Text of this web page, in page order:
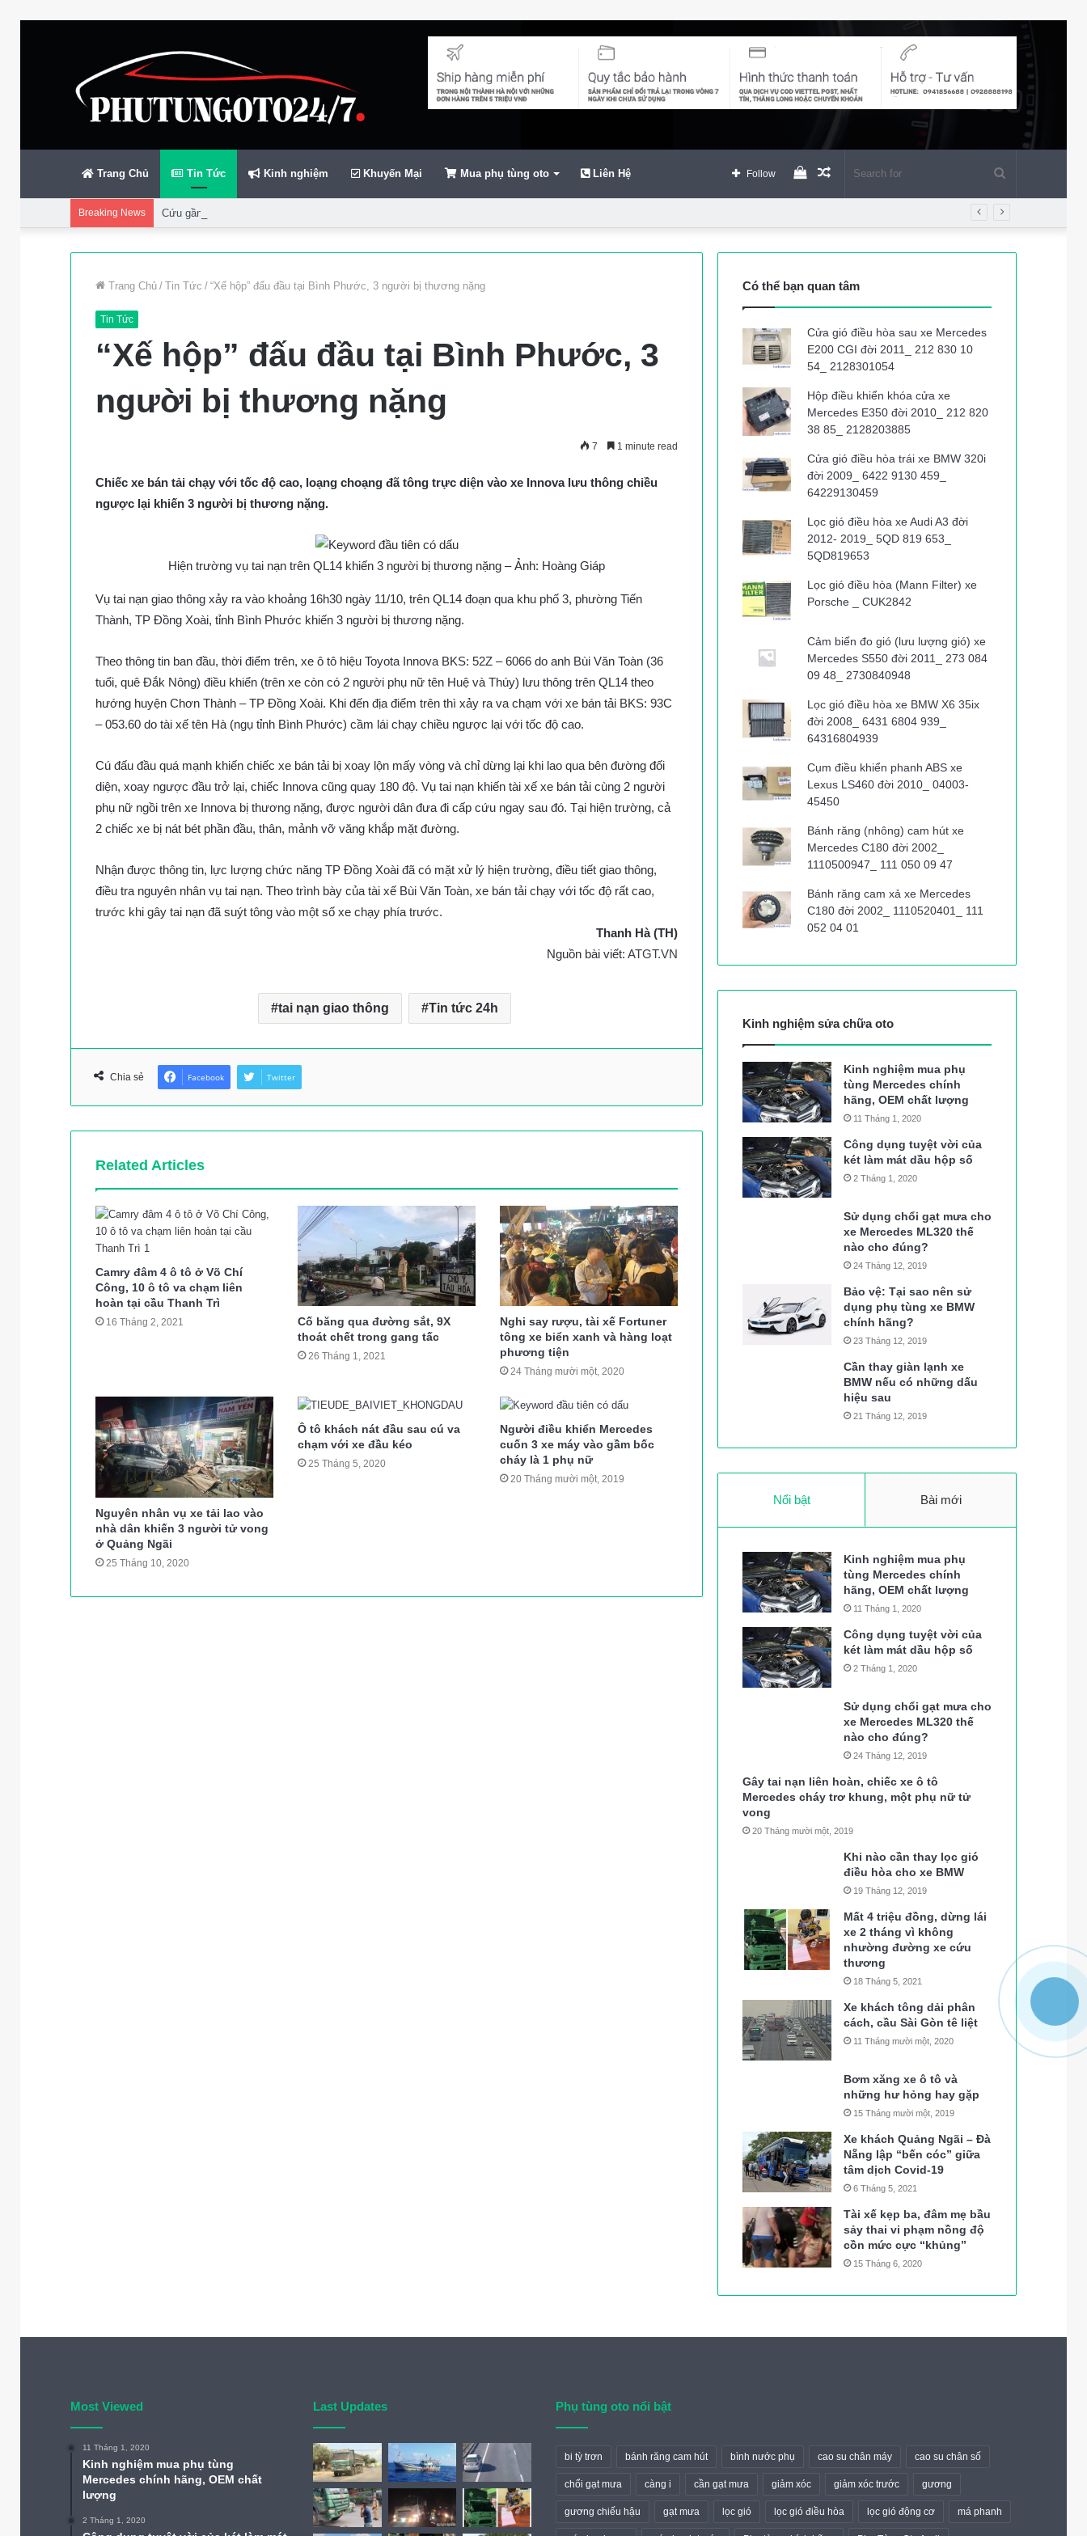
Trang Chủ Tin Tức Kinh nghiệm Khuyến Mại Mua phụ tùng oto Liên Hệ Random
View
Follow
Breaking News Cứu gần 200 thuyền viên gặp sự cố trên biển
Trang Chủ / Tin Tức / “Xế hộp” đấu đầu tại Bình Phước, 3 người bị thương nặng
Tin Tức
“Xế hộp” đấu đầu tại Bình Phước, 3
người bị thương nặng
7 1 minute read
Chiếc xe bán tải chạy với tốc độ cao, loạng choạng đã tông trực diện vào xe Innova lưu thông chiều
ngược lại khiến 3 người bị thương nặng.
Hiện trường vụ tai nạn trên QL14 khiến 3 người bị thương nặng – Ảnh: Hoàng Giáp
Vụ tai nạn giao thông xảy ra vào khoảng 16h30 ngày 11/10, trên QL14 đoạn qua khu phố 3, phường Tiến
Thành, TP Đồng Xoài, tỉnh Bình Phước khiến 3 người bị thương nặng.
Theo thông tin ban đầu, thời điểm trên, xe ô tô hiệu Toyota Innova BKS: 52Z – 6066 do anh Bùi Văn Toàn (36
tuổi, quê Đắk Nông) điều khiển (trên xe còn có 2 người phụ nữ tên Huệ và Thúy) lưu thông trên QL14 theo
hướng huyện Chơn Thành – TP Đồng Xoài. Khi đến địa điểm trên thì xảy ra va chạm với xe bán tải BKS: 93C
– 053.60 do tài xế tên Hà (ngụ tỉnh Bình Phước) cầm lái chạy chiều ngược lại với tốc độ cao.
Cú đấu đầu quá mạnh khiến chiếc xe bán tải bị xoay lộn mấy vòng và chỉ dừng lại khi lao qua bên đường đối
diện, xoay ngược đầu trở lại, chiếc Innova cũng quay 180 độ. Vụ tai nạn khiến tài xế xe bán tải cùng 2 người
phụ nữ ngồi trên xe Innova bị thương nặng, được người dân đưa đi cấp cứu ngay sau đó. Tại hiện trường, cả
2 chiếc xe bị nát bét phần đầu, thân, mảnh vỡ văng khắp mặt đường.
Nhận được thông tin, lực lượng chức năng TP Đồng Xoài đã có mặt xử lý hiện trường, điều tiết giao thông,
điều tra nguyên nhân vụ tai nạn. Theo trình bày của tài xế Bùi Văn Toàn, xe bán tải chạy với tốc độ rất cao,
trước khi gây tai nạn đã suýt tông vào một số xe chạy phía trước.
Thanh Hà (TH)
Nguồn bài viết: ATGT.VN
tai nạn giao thông Tin tức 24h
Chia sẻ Facebook Twitter
Related Articles
Camry đâm 4 ô tô ở Võ Chí
Công, 10 ô tô va chạm liên
hoàn tại cầu Thanh Trì
16 Tháng 2, 2021
Cố băng qua đường sắt, 9X
thoát chết trong gang tấc
26 Tháng 1, 2021
Nghi say rượu, tài xế Fortuner
tông xe biển xanh và hàng loạt
phương tiện
24 Tháng mười một, 2020
Nguyên nhân vụ xe tải lao vào
nhà dân khiến 3 người tử vong
ở Quảng Ngãi
25 Tháng 10, 2020
Ô tô khách nát đầu sau cú va
chạm với xe đầu kéo
25 Tháng 5, 2020
Người điều khiển Mercedes
cuốn 3 xe máy vào gầm bốc
cháy là 1 phụ nữ
20 Tháng mười một, 2019
Có thể bạn quan tâm
Cửa gió điều hòa sau xe Mercedes
E200 CGI đời 2011_ 212 830 10
54_ 2128301054
Hộp điều khiển khóa cửa xe
Mercedes E350 đời 2010_ 212 820
38 85_ 2128203885
Cửa gió điều hòa trái xe BMW 320i
đời 2009_ 6422 9130 459_
64229130459
Lọc gió điều hòa xe Audi A3 đời
2012- 2019_ 5QD 819 653_
5QD819653
Lọc gió điều hòa (Mann Filter) xe
Porsche _ CUK2842
Cảm biến đo gió (lưu lượng gió) xe
Mercedes S550 đời 2011_ 273 084
09 48_ 2730840948
Lọc gió điều hòa xe BMW X6 35ix
đời 2008_ 6431 6804 939_
64316804939
Cụm điều khiển phanh ABS xe
Lexus LS460 đời 2010_ 04003-
45450
Bánh răng (nhông) cam hút xe
Mercedes C180 đời 2002_
1110500947_ 111 050 09 47
Bánh răng cam xả xe Mercedes
C180 đời 2002_ 1110520401_ 111
052 04 01
Kinh nghiệm sửa chữa oto
Kinh nghiệm mua phụ
tùng Mercedes chính
hãng, OEM chất lượng
11 Tháng 1, 2020
Công dụng tuyệt vời của
két làm mát dầu hộp số
2 Tháng 1, 2020
Sử dụng chổi gạt mưa cho
xe Mercedes ML320 thế
nào cho đúng?
24 Tháng 12, 2019
Bảo vệ: Tại sao nên sử
dụng phụ tùng xe BMW
chính hãng?
23 Tháng 12, 2019
Cần thay giàn lạnh xe
BMW nếu có những dấu
hiệu sau
21 Tháng 12, 2019
Nổi bật Bài mới
Kinh nghiệm mua phụ
tùng Mercedes chính
hãng, OEM chất lượng
11 Tháng 1, 2020
Công dụng tuyệt vời của
két làm mát dầu hộp số
2 Tháng 1, 2020
Sử dụng chổi gạt mưa cho
xe Mercedes ML320 thế
nào cho đúng?
24 Tháng 12, 2019
Gây tai nạn liên hoàn, chiếc xe ô tô
Mercedes cháy trơ khung, một phụ nữ tử
vong
20 Tháng mười một, 2019
Khi nào cần thay lọc gió
điều hòa cho xe BMW
19 Tháng 12, 2019
Mất 4 triệu đồng, dừng lái
xe 2 tháng vì không
nhường đường xe cứu
thương
18 Tháng 5, 2021
Xe khách tông dải phân
cách, cầu Sài Gòn tê liệt
11 Tháng mười một, 2020
Bơm xăng xe ô tô và
những hư hỏng hay gặp
15 Tháng mười một, 2019
Xe khách Quảng Ngãi – Đà
Nẵng lập “bến cóc” giữa
tâm dịch Covid-19
6 Tháng 5, 2021
Tài xế kẹp ba, đâm mẹ bầu
sảy thai vi phạm nồng độ
cồn mức cực “khủng”
15 Tháng 6, 2020
Most Viewed
11 Tháng 1, 2020
Kinh nghiệm mua phụ tùng
Mercedes chính hãng, OEM chất
lượng
2 Tháng 1, 2020
Last Updates Phụ tùng oto nổi bật
bi tỳ trơn bánh răng cam hút bình nước phụ cao su chân máy cao su chân số
chổi gạt mưa càng i cần gạt mưa giảm xóc giảm xóc trước gương
gương chiếu hậu gạt mưa lọc gió lọc gió điều hòa lọc gió động cơ má phanh